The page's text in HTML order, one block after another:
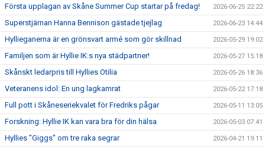
Första upplagan av Skåne Summer Cup startar på fredag! 2026-06-25 22:22
Superstjärnan Hanna Bennison gästade tjejlag 2026-06-23 14:44
Hyllieganerna är en grönsvart armé som gör skillnad 2026-05-29 19:02
Familjen som är Hyllie IK:s nya städpartner! 2026-05-27 15:18
Skånskt ledarpris till Hyllies Otilia 2026-05-26 18:36
Veteranens idol: En ung lagkamrat 2026-05-22 17:18
Full pott i Skåneseriekvalet för Fredriks pågar 2026-05-11 13:05
Forskning: Hyllie IK kan vara bra för din hälsa 2026-05-03 07:41
Hyllies "Giggs" om tre raka segrar 2026-04-21 19:11